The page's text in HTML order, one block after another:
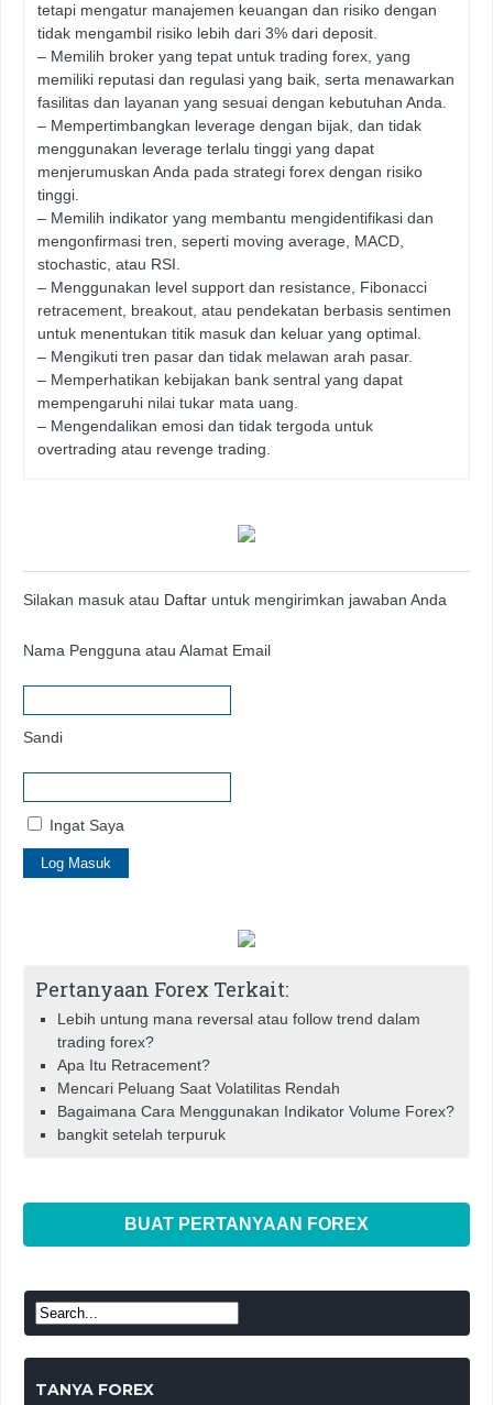
tetapi mengatur manajemen keuangan dan risiko dengan
tidak mengambil risiko lebih dari 3% dari deposit.
– Memilih broker yang tepat untuk trading forex, yang
memiliki reputasi dan regulasi yang baik, serta menawarkan
fasilitas dan layanan yang sesuai dengan kebutuhan Anda.
– Mempertimbangkan leverage dengan bijak, dan tidak
menggunakan leverage terlalu tinggi yang dapat
menjerumuskan Anda pada strategi forex dengan risiko
tinggi.
– Memilih indikator yang membantu mengidentifikasi dan
mengonfirmasi tren, seperti moving average, MACD,
stochastic, atau RSI.
– Menggunakan level support dan resistance, Fibonacci
retracement, breakout, atau pendekatan berbasis sentimen
untuk menentukan titik masuk dan keluar yang optimal.
– Mengikuti tren pasar dan tidak melawan arah pasar.
– Memperhatikan kebijakan bank sentral yang dapat
mempengaruhi nilai tukar mata uang.
– Mengendalikan emosi dan tidak tergoda untuk
overtrading atau revenge trading.
Silakan masuk atau Daftar untuk mengirimkan jawaban Anda
Nama Pengguna atau Alamat Email
Sandi
Ingat Saya
Pertanyaan Forex Terkait:
Lebih untung mana reversal atau follow trend dalam
trading forex?
Apa Itu Retracement?
Mencari Peluang Saat Volatilitas Rendah
Bagaimana Cara Menggunakan Indikator Volume Forex?
bangkit setelah terpuruk
BUAT PERTANYAAN FOREX
TANYA FOREX